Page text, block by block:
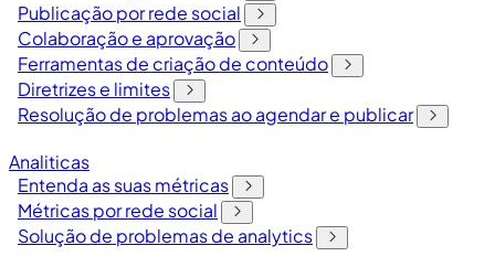
Publicação por rede social
Colaboração e aprovação
Ferramentas de criação de conteúdo
Diretrizes e limites
Resolução de problemas ao agendar e publicar
Analiticas
Entenda as suas métricas
Métricas por rede social
Solução de problemas de analytics